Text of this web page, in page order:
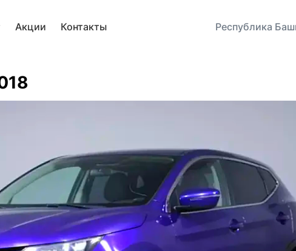
Акции Контакты Республика